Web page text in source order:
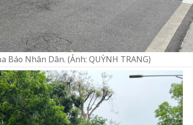
Báo Nhân Dân. (Ảnh: QUỲNH TRANG)